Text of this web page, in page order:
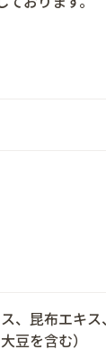
、昆布エキス
豆を含む）